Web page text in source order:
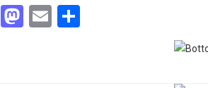
Facebook
Mastodon
Email